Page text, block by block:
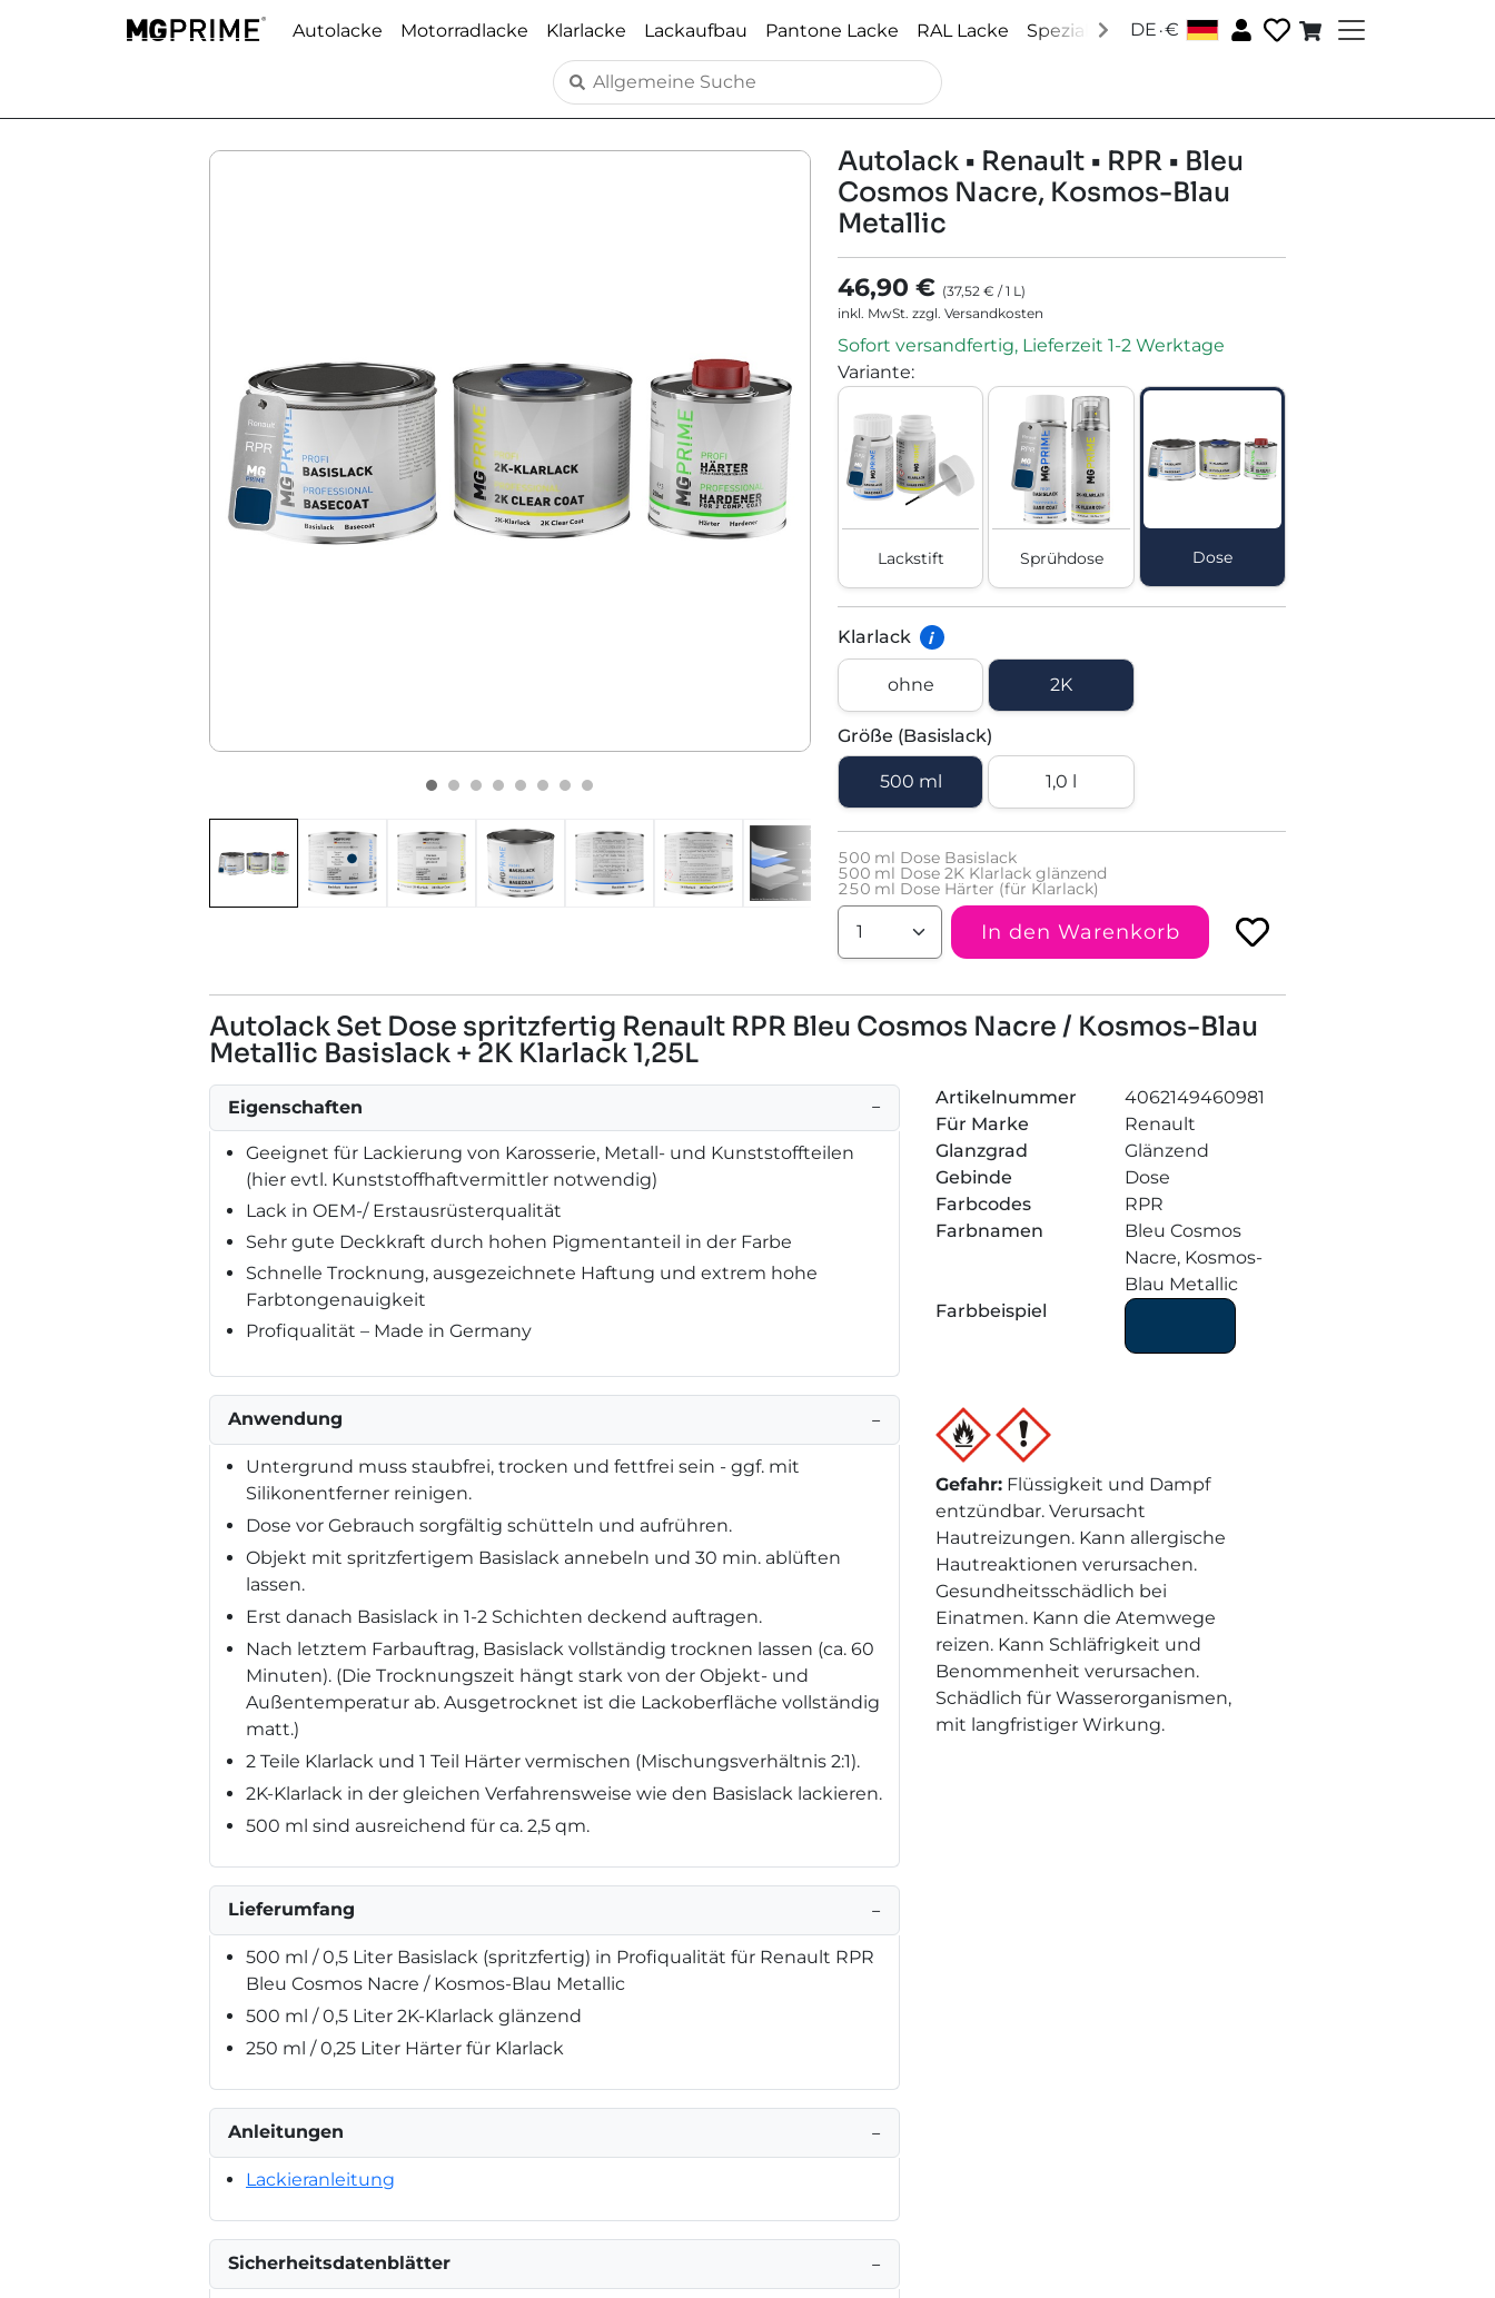
Autolacke Motorradlacke Klarlacke Lackaufbau Pantone Lacke RAL Lacke Speziallacke Zubehör │ Über uns Social Media
DE .€
Autolack • Renault • RPR • Bleu
Cosmos Nacre, Kosmos-Blau
Metallic
46,90 € (37,52 € /1 L)
inkl. MwSt. zzgl. Versandkosten
Sofort versandfertig, Lieferzeit 1-2 Werktage
Variante:
Lackstift Sprühdose Dose
Klarlack i
ohne 2K
Größe (Basislack)
500 ml 1,0 l
500 ml Dose Basislack
500 ml Dose 2K Klarlack glänzend
250 ml Dose Härter (für Klarlack)
In den Warenkorb
Autolack Set Dose spritzfertig Renault RPR Bleu Cosmos Nacre / Kosmos-Blau
Metallic Basislack + 2K Klarlack 1,25L
Eigenschaften −
Geeignet für Lackierung von Karosserie, Metall- und Kunststoffteilen
(hier evtl. Kunststoffhaftvermittler notwendig)
Lack in OEM-/ Erstausrüsterqualität
Sehr gute Deckkraft durch hohen Pigmentanteil in der Farbe
Schnelle Trocknung, ausgezeichnete Haftung und extrem hohe
Farbtongenauigkeit
Profiqualität – Made in Germany
Anwendung −
Untergrund muss staubfrei, trocken und fettfrei sein - ggf. mit
Silikonentferner reinigen.
Dose vor Gebrauch sorgfältig schütteln und aufrühren.
Objekt mit spritzfertigem Basislack annebeln und 30 min. ablüften
lassen.
Erst danach Basislack in 1-2 Schichten deckend auftragen.
Nach letztem Farbauftrag, Basislack vollständig trocknen lassen (ca. 60
Minuten). (Die Trocknungszeit hängt stark von der Objekt- und
Außentemperatur ab. Ausgetrocknet ist die Lackoberfläche vollständig
matt.)
2 Teile Klarlack und 1 Teil Härter vermischen (Mischungsverhältnis 2:1).
2K-Klarlack in der gleichen Verfahrensweise wie den Basislack lackieren.
500 ml sind ausreichend für ca. 2,5 qm.
Lieferumfang −
500 ml / 0,5 Liter Basislack (spritzfertig) in Profiqualität für Renault RPR
Bleu Cosmos Nacre / Kosmos-Blau Metallic
500 ml / 0,5 Liter 2K-Klarlack glänzend
250 ml / 0,25 Liter Härter für Klarlack
Anleitungen −
Lackieranleitung
Sicherheitsdatenblätter −
Artikelnummer
4062149460981
Für Marke
Renault
Glanzgrad
Glänzend
Gebinde
Dose
Farbcodes
RPR
Farbnamen
Bleu Cosmos
Nacre, Kosmos-
Blau Metallic
Farbbeispiel
Gefahr: Flüssigkeit und Dampf
entzündbar. Verursacht
Hautreizungen. Kann allergische
Hautreaktionen verursachen.
Gesundheitsschädlich bei
Einatmen. Kann die Atemwege
reizen. Kann Schläfrigkeit und
Benommenheit verursachen.
Schädlich für Wasserorganismen,
mit langfristiger Wirkung.